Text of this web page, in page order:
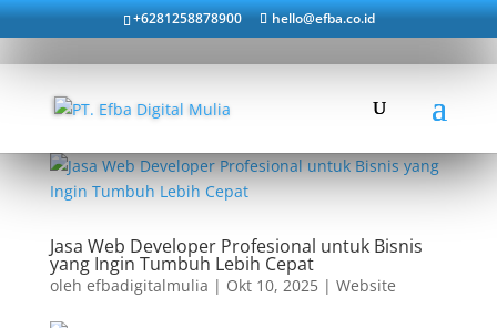
+6281258878900 hello@efba.co.id
Jasa Web Developer Profesional untuk Bisnis
yang Ingin Tumbuh Lebih Cepat
oleh efbadigitalmulia | Okt 10, 2025| Website